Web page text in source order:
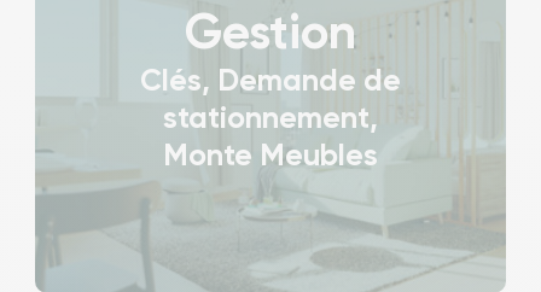
Gestion
Clés, Demande de
stationnement,
Monte Meubles